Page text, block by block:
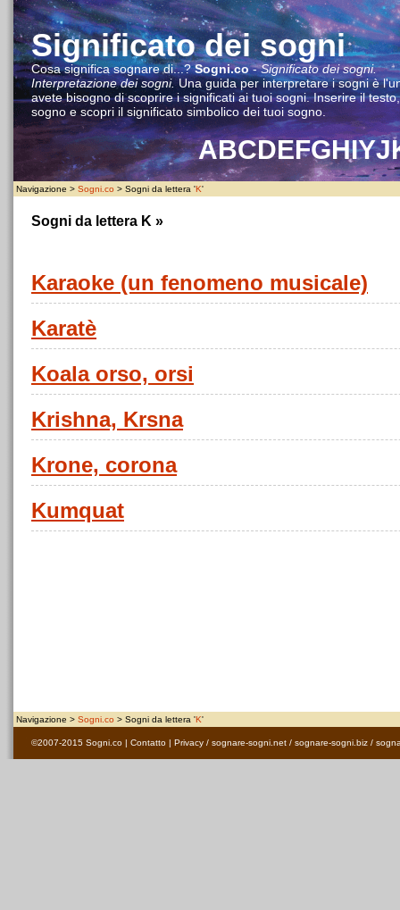
Significato dei sogni
Cosa significa sognare di...?Sogni.co-Significato dei sogni.
Interpretazione dei sogni.Una guida per interpretare i sogni è
avete bisogno di scoprire i significati ai tuoi sogni. Inserire il
sogno e scopri il significato simbolico dei tuoi sogno.
ABCDEFGHIYJ
Navigazione > Sogni.co > Sogni da lettera 'K'
Sogni da lettera K »
Karaoke (un fenomeno musicale)
Karatè
Koala orso, orsi
Krishna, Krsna
Krone, corona
Kumquat
Navigazione > Sogni.co > Sogni da lettera 'K'
©2007-2015 Sogni.co | Contatto | Privacy / sognare-sogni.net / sognare-sogni.biz /